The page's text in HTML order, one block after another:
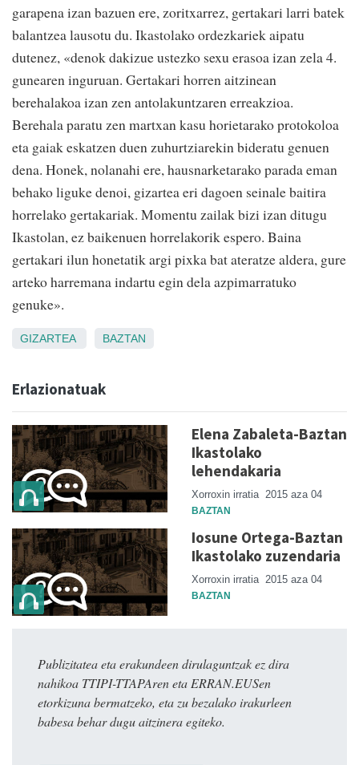
garapena izan bazuen ere, zoritxarrez, gertakari larri batek
balantzea lausotu du. Ikastolako ordezkariek aipatu
dutenez, «denok dakizue ustezko sexu erasoa izan zela 4.
gunearen inguruan. Gertakari horren aitzinean
berehalakoa izan zen antolakuntzaren erreakzioa.
Berehala paratu zen martxan kasu horietarako protokoloa
eta gaiak eskatzen duen zuhurtziarekin bideratu genuen
dena. Honek, nolanahi ere, hausnarketarako parada eman
behako liguke denoi, gizartea eri dagoen seinale baitira
horrelako gertakariak. Momentu zailak bizi izan ditugu
Ikastolan, ez baikenuen horrelakorik espero. Baina
gertakari ilun honetatik argi pixka bat ateratze aldera, gure
arteko harremana indartu egin dela azpimarratuko
genuke».
GIZARTEA BAZTAN
Erlazionatuak
Elena Zabaleta-Baztan
Ikastolako
lehendakaria
Xorroxin irratia 2015 aza 04
BAZTAN
Iosune Ortega-Baztan
Ikastolako zuzendaria
Xorroxin irratia 2015 aza 04
BAZTAN
Publizitatea eta erakundeen dirulaguntzak ez dira
nahikoa TTIPI-TTAPAren eta ERRAN.EUSen
etorkizuna bermatzeko, eta zu bezalako irakurleen
babesa behar dugu aitzinera egiteko.